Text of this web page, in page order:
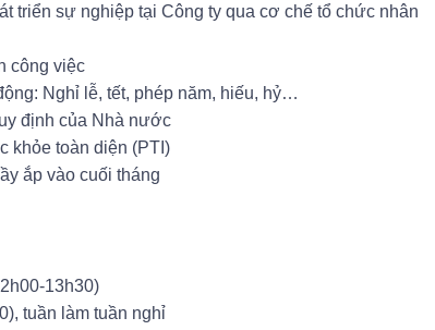
sự nghiệp tại Công ty qua cơ chế tổ chức nhân
công việc
Nghỉ lễ, tết, phép năm, hiếu, hỷ…
định của Nhà nước
khỏe toàn diện (PTI)
ắp vào cuối tháng
13h30)
tuần làm tuần nghỉ